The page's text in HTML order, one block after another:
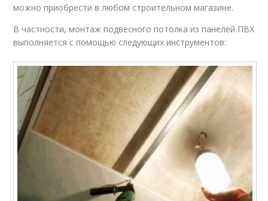
можно приобрести в любом строительном магазине.
В частности, монтаж подвесного потолка из панелей ПВХ
выполняется с помощью следующих инструментов: